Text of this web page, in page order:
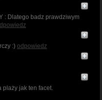
: Dlatego badz prawdziwym
:) odpowiedz
plaży jak ten facet.